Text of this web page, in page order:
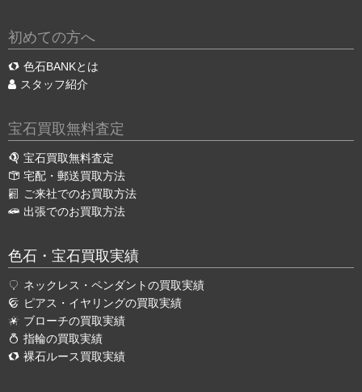
初めての方へ
色石BANKとは
スタッフ紹介
宝石買取無料査定
宝石買取無料査定
宅配・郵送買取方法
ご来社でのお買取方法
出張でのお買取方法
色石・宝石買取実績
ネックレス・ペンダントの買取実績
ピアス・イヤリングの買取実績
ブローチの買取実績
指輪の買取実績
裸石ルース買取実績